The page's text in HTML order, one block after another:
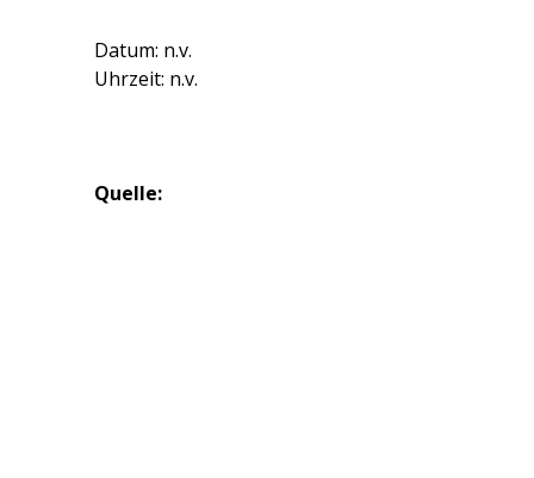
Datum: n.v.
Uhrzeit: n.v.
Quelle: